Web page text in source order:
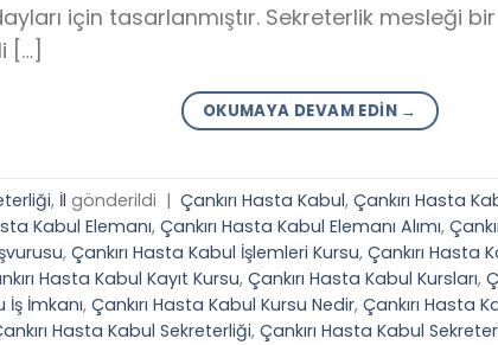
için tasarlanmıştır. Sekreterlik mesleği
[…]
OKUMAYA DEVAM EDIN →
, İl gönderildi | Çankırı Hasta Kabul, Çankırı Hasta
Kabul Elemanı, Çankırı Hasta Kabul Elemanı Alımı,
, Çankırı Hasta Kabul İşlemleri Kursu, Çankırı Hasta
Hasta Kabul Kayıt Kursu, Çankırı Hasta Kabul Kursları,
İmkanı, Çankırı Hasta Kabul Kursu Nedir, Çankırı Hasta
Hasta Kabul Sekreterliği, Çankırı Hasta Kabul